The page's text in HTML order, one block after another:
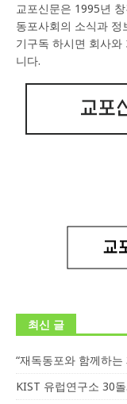
교포신문은 1995년
동포사회의 소식과 정
기구독 하시면 회사
니다.
최신 글
“재독동포와 함께하
KIST 유럽연구소 30